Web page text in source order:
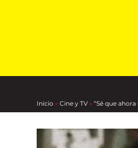
Inicio » Cine y TV » “Sé que